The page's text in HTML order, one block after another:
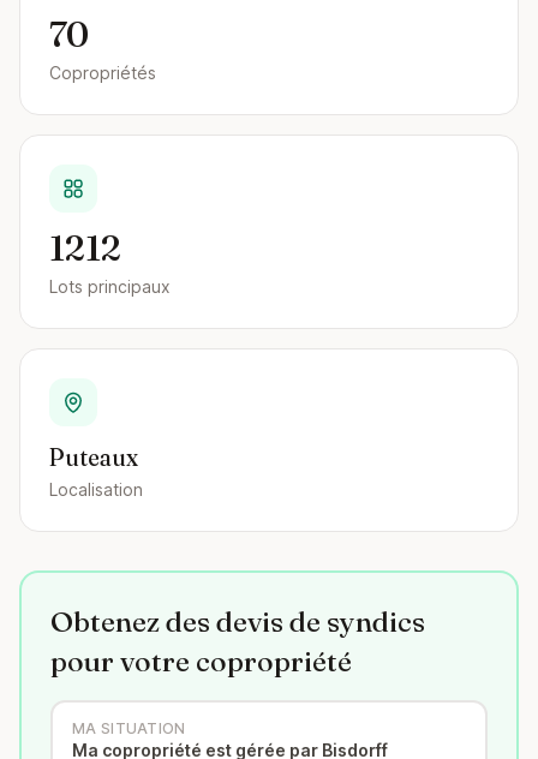
70
Copropriétés
1212
Lots principaux
Puteaux
Localisation
Obtenez des devis de syndics
pour votre copropriété
MA SITUATION
Ma copropriété est gérée par Bisdorff